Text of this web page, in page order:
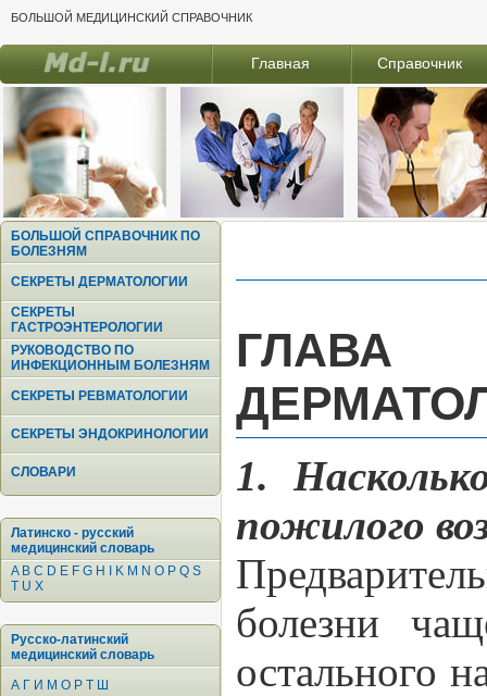
БОЛЬШОЙ МЕДИЦИНСКИЙ СПРАВОЧНИК
Главная Справочник
БОЛЬШОЙ СПРАВОЧНИК ПО
БОЛЕЗНЯМ
СЕКРЕТЫ ДЕРМАТОЛОГИИ
СЕКРЕТЫ
ГАСТРОЭНТЕРОЛОГИИ
РУКОВОДСТВО ПО
ИНФЕКЦИОННЫМ БОЛЕЗНЯМ
СЕКРЕТЫ РЕВМАТОЛОГИИ
СЕКРЕТЫ ЭНДОКРИНОЛОГИИ
СЛОВАРИ
Латинско - русский
медицинский словарь
A B C D E F G H K M N O P Q S
T U X
Русско-латинский
медицинский словарь
А Г И М О Р Т Ш
1.
пожилого
болезни
остального